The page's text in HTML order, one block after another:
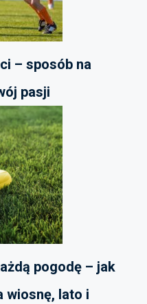
– sposób na
pasji
pogodę – jak
wiosnę, lato i